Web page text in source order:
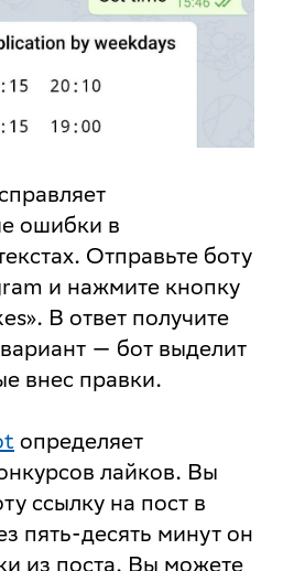
ошибки в
Отправьте боту
и нажмите кнопку
В ответ получите
— бот выделит
внес правки.
определяет
лайков. Вы
ссылку на пост в
пять-десять минут он
из поста. Вы можете